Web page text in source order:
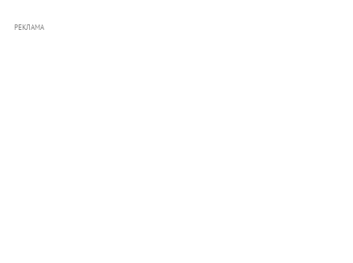
РЕКЛАМА